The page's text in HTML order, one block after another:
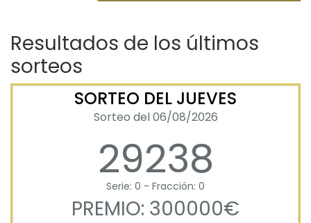
Resultados de los últimos
sorteos
SORTEO DEL JUEVES
Sorteo del 06/08/2026
29238
Serie: 0 - Fracción: 0
PREMIO: 300000€